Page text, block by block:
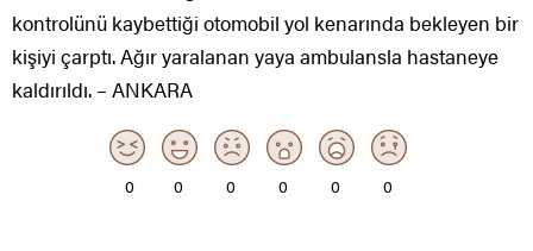
kontrolünü kaybettiği otomobil yol kenarında bekleyen bir
kişiyi çarptı. Ağır yaralanan yaya ambulansla hastaneye
kaldırıldı. – ANKARA
0 0 0 0 0 0